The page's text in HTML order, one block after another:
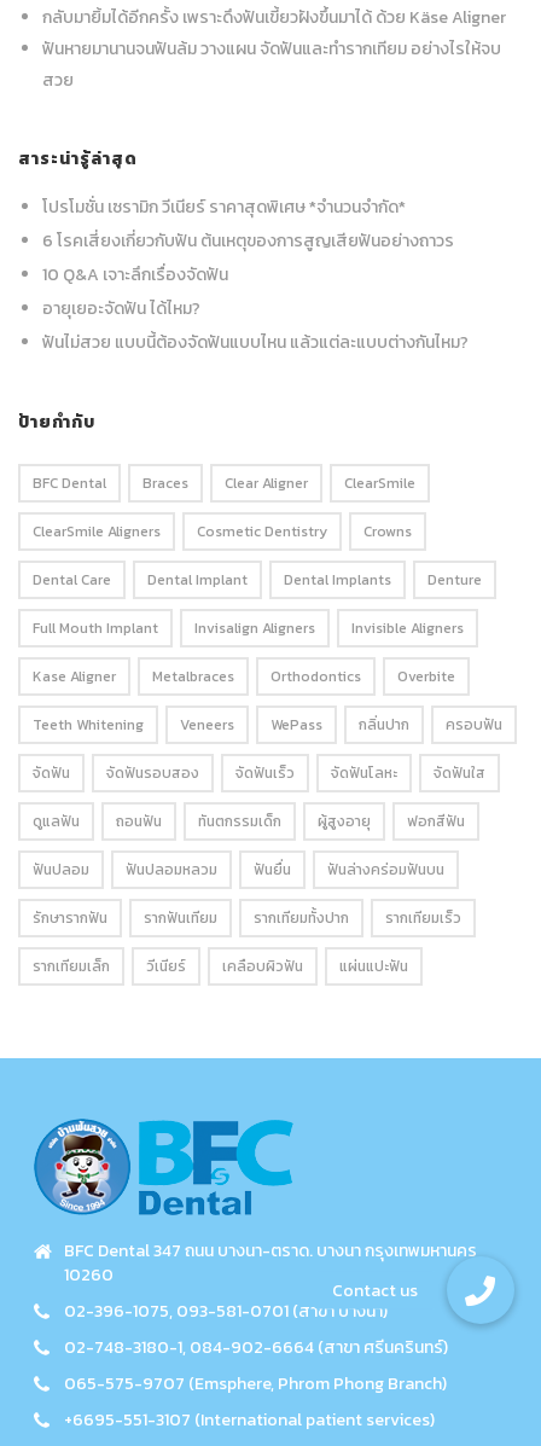
กลับมายิ้มได้อีกครั้ง เพราะดึงฟันเขี้ยวฝังขึ้นมาได้ ด้วย Käse Aligner
ฟันหายมานานจนฟันล้ม วางแผน จัดฟันและทำรากเทียม อย่างไรให้จบ
สวย
สาระน่ารู้ล่าสุด
โปรโมชั่น เซรามิก วีเนียร์ ราคาสุดพิเศษ *จำนวนจำกัด*
6 โรคเสี่ยงเกี่ยวกับฟัน ต้นเหตุของการสูญเสียฟันอย่างถาวร
10 Q&A เจาะลึกเรื่องจัดฟัน
อายุเยอะจัดฟัน ได้ไหม?
ฟันไม่สวย แบบนี้ต้องจัดฟันแบบไหน แล้วแต่ละแบบต่างกันไหม?
ป้ายกำกับ
BFC Dental Braces Clear Aligner ClearSmile
ClearSmile Aligners Cosmetic Dentistry Crowns
Dental Care Dental Implant Dental Implants Denture
Full Mouth Implant Invisalign Aligners Invisible Aligners
Kase Aligner Metalbraces Orthodontics Overbite
Teeth Whitening Veneers WePass กลิ่นปาก ครอบฟัน
จัดฟัน จัดฟันรอบสอง จัดฟันเร็ว จัดฟันโลหะ จัดฟันใส
ดูแลฟัน ถอนฟัน ทันตกรรมเด็ก ผู้สูงอายุ ฟอกสีฟัน
ฟันปลอม ฟันปลอมหลวม ฟันยื่น ฟันล่างคร่อมฟันบน
รักษารากฟัน รากฟันเทียม รากเทียมทั้งปาก รากเทียมเร็ว
รากเทียมเล็ก วีเนียร์ เคลือบผิวฟัน แผ่นแปะฟัน
BFC Dental 347 ถนน บางนา-ตราด. บางนา กรุงเทพมหานคร
10260
02-396-1075, 093-581-0701 (สาขา บางนา)
02-748-3180-1, 084-902-6664 (สาขา ศรีนครินทร์)
065-575-9707 (Emsphere, Phrom Phong Branch)
+6695-551-3107 (International patient services)